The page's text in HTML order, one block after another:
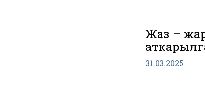
Жаз –
31.03.2025